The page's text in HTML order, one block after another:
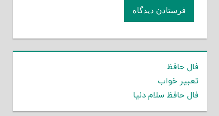
فال حافظ
تعبیر خواب
فال حافظ سلام دنیا